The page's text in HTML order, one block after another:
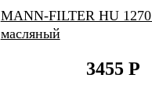
MANN-FILTER HU
масляный
3455Р